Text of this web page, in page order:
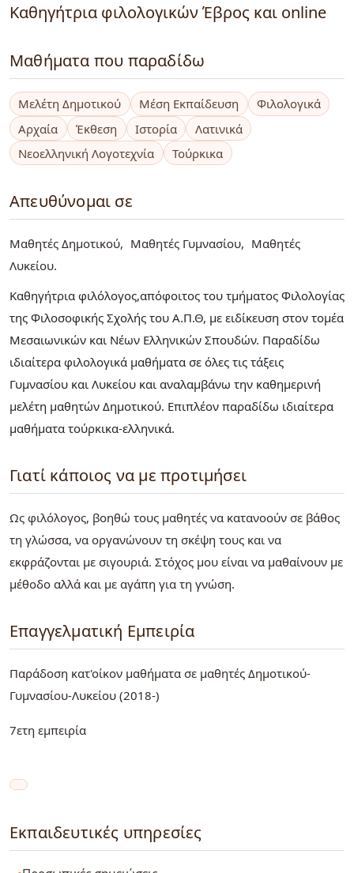
Καθηγήτρια φιλολογικών Έβρος και online
Μαθήματα που παραδίδω
Μελέτη Δημοτικού Μέση Εκπαίδευση
Φιλολογικά
Αρχαία
Έκθεση Ιστορία
Λατινικά
Νεοελληνική Λογοτεχνία
Τούρκικα
Απευθύνομαι σε
Μαθητές Δημοτικού Μαθητές Γυμνασίου
Μαθητές
Λυκείου
Καθηγήτρια φιλόλογος,απόφοιτος του τμήματος Φιλολογίας
της Φιλοσοφικής Σχολής του Α.Π.Θ, με ειδίκευση στον τομέα
Μεσαιωνικών και Νέων Ελληνικών Σπουδών. Παραδίδω
ιδιαίτερα φιλολογικά μαθήματα σε όλες τις τάξεις
Γυμνασίου και Λυκείου και αναλαμβάνω την καθημερινή
μελέτη μαθητών Δημοτικού. Επιπλέον παραδίδω ιδιαίτερα
μαθήματα τούρκικα-ελληνικά.
Γιατί κάποιος να με προτιμήσει
Ως φιλόλογος, βοηθώ τους μαθητές να κατανοούν σε βάθος
τη γλώσσα, να οργανώνουν τη σκέψη τους και να
εκφράζονται με σιγουριά. Στόχος μου είναι να μαθαίνουν με
μέθοδο αλλά και με αγάπη για τη γνώση.
Επαγγελματική Εμπειρία
Παράδοση κατ'οίκον μαθήματα σε μαθητές Δημοτικού-
Γυμνασίου-Λυκείου (2018-)
7ετη εμπειρία
Εκπαιδευτικές υπηρεσίες